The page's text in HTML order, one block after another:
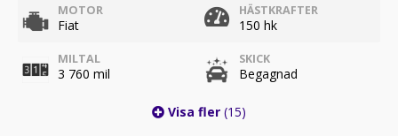
MOTOR
Fiat
HÄSTKRAFTER
150 hk
MILTAL
3 760 mil
SKICK
Begagnad
Visa fler (15)